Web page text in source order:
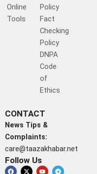
Online
Tools
Policy
Fact
Checking
Policy
DNPA
Code
of
Ethics
CONTACT
News Tips &
Complaints:
care@taazakhabar.net
Follow Us
F
X
Y
T
W
I
L